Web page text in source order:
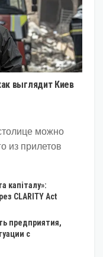
выглядит Киев
можно
из прилетов
капіталу»:
CLARITY Act
предприятия,
с